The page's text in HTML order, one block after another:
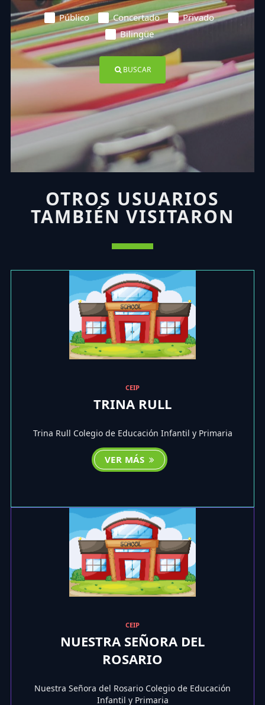
Público Concertado
Privado
Bilingüe
BUSCAR
OTROS USUARIOS
TAMBIÉN VISITARON
CEIP
TRINA RULL
Trina Rull Colegio de Educación Infantil y Primaria
VER MÁS
CEIP
NUESTRA SEÑORA DEL
ROSARIO
Nuestra Señora del Rosario Colegio de Educación
Infantil y Primaria